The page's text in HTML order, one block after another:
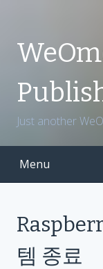
Just another
Menu
템 종료